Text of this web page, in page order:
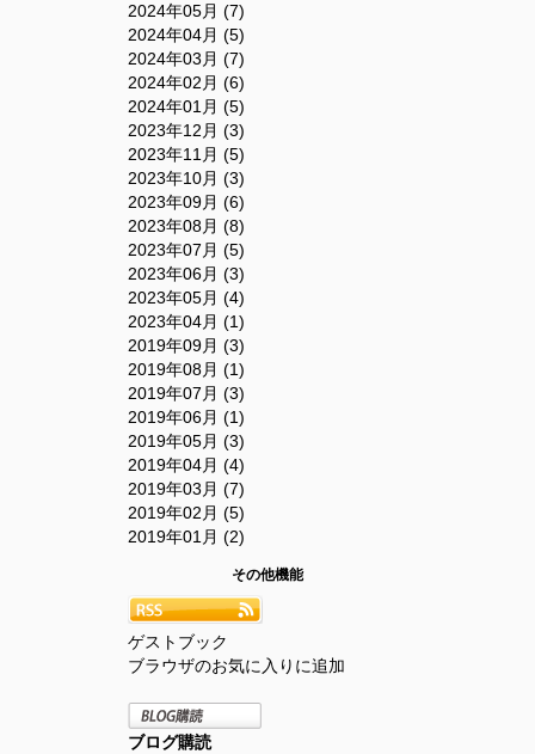
2024年05月 (7)
2024年04月 (5)
2024年03月 (7)
2024年02月 (6)
2024年01月 (5)
2023年12月 (3)
2023年11月 (5)
2023年10月 (3)
2023年09月 (6)
2023年08月 (8)
2023年07月 (5)
2023年06月 (3)
2023年05月 (4)
2023年04月 (1)
2019年09月 (3)
2019年08月 (1)
2019年07月 (3)
2019年06月 (1)
2019年05月 (3)
2019年04月 (4)
2019年03月 (7)
2019年02月 (5)
2019年01月 (2)
その他機能
ゲストブック
ブラウザのお気に入りに追加
ブログ購読